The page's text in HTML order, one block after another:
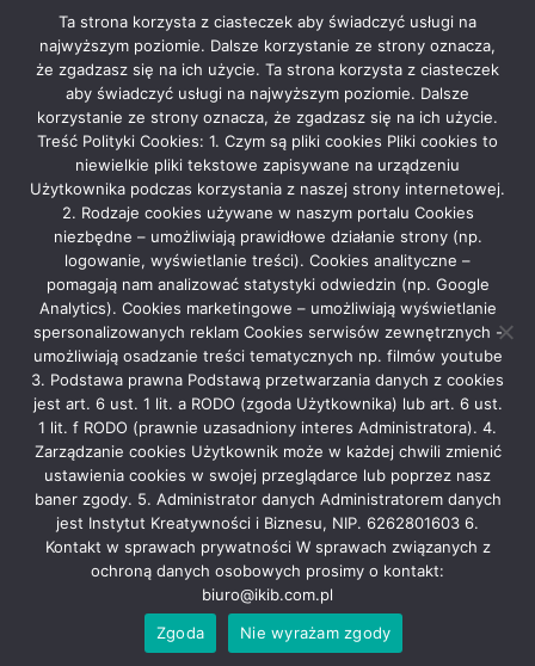
CZY INWESTYCJA W PRYWATNĄ EMERYTURĘ SIĘ OPŁACA?
2025-06-30 admin
Rekla­ma
Grupa Medialna Story|Theme: News Portal by Mystery Themes.
Bemowo
Białołęka Bielany Mokotów
Ochota
Praga Północ
Praga Południe Rembertów
Śródmieście
Ursus Ursynów
Wesoła
Wilanów
WYDARZENIA
Ta strona korzysta z ciasteczek aby świadczyć usługi na
najwyższym poziomie. Dalsze korzystanie ze strony oznacza,
że zgadzasz się na ich użycie. Ta strona korzysta z ciasteczek
aby świadczyć usługi na najwyższym poziomie. Dalsze
korzystanie ze strony oznacza, że zgadzasz się na ich użycie.
Treść Polityki Cookies: 1. Czym są pliki cookies Pliki cookies to
niewielkie pliki tekstowe zapisywane na urządzeniu
Użytkownika podczas korzystania z naszej strony internetowej.
2. Rodzaje cookies używane w naszym portalu Cookies
niezbędne – umożliwiają prawidłowe działanie strony (np.
logowanie, wyświetlanie treści). Cookies analityczne –
pomagają nam analizować statystyki odwiedzin (np. Google
Analytics). Cookies marketingowe – umożliwiają wyświetlanie
spersonalizowanych reklam Cookies serwisów zewnętrznych -
umożliwiają osadzanie treści tematycznych np. filmów youtube
3. Podstawa prawna Podstawą przetwarzania danych z cookies
jest art. 6 ust. 1 lit. a RODO (zgoda Użytkownika) lub art. 6 ust.
1 lit. f RODO (prawnie uzasadniony interes Administratora). 4.
Zarządzanie cookies Użytkownik może w każdej chwili zmienić
ustawienia cookies w swojej przeglądarce lub poprzez nasz
baner zgody. 5. Administrator danych Administratorem danych
jest Instytut Kreatywności i Biznesu, NIP. 6262801603 6.
Kontakt w sprawach prywatności W sprawach związanych z
ochroną danych osobowych prosimy o kontakt:
biuro@ikib.com.pl
Zgoda
Nie wyrażam zgody